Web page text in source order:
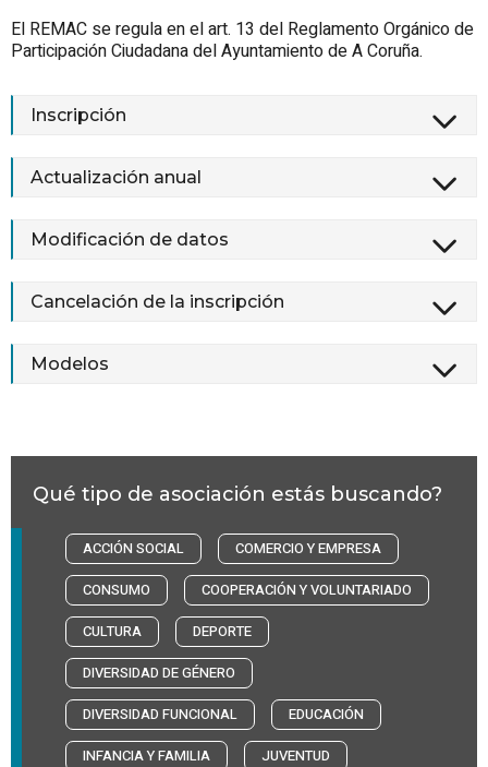
El REMAC se regula en el art. 13 del Reglamento Orgánico de
Participación Ciudadana del Ayuntamiento de A Coruña.
Inscripción
Actualización anual
Modificación de datos
Cancelación de la inscripción
Modelos
Qué tipo de asociación estás buscando?
ACCIÓN SOCIAL
COMERCIO Y EMPRESA
CONSUMO
COOPERACIÓN Y VOLUNTARIADO
CULTURA
DEPORTE
DIVERSIDAD DE GÉNERO
DIVERSIDAD FUNCIONAL
EDUCACIÓN
INFANCIA Y FAMILIA
JUVENTUD